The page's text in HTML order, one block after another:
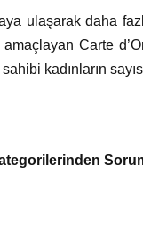
ulaşarak daha
Carte
kadınların